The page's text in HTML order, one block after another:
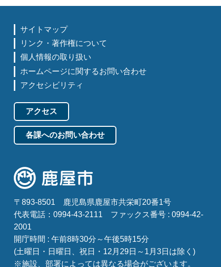
サイトマップ
リンク・著作権について
個人情報の取り扱い
ホームページに関するお問い合わせ
アクセシビリティ
アクセス
各課へのお問い合わせ
〒893-8501
鹿児島県鹿屋市共栄町20番1号
代表電話：0994-43-2111
ファックス番号 : 0994-42-
2001
開庁時間 : 午前8時30分～午後5時15分
(土曜日・日曜日、祝日・12月29日～1月3日は除く)
※施設、部署によっては異なる場合がございます。